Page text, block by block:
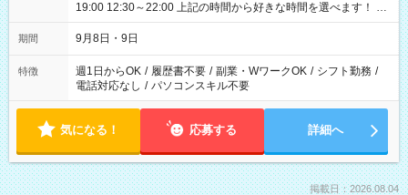
19:00 12:30～22:00 上記の時間から好きな時間を選べます！ ※
時間は変更となる可能性があります
期間 9月8日・9日
特徴 週1日からOK / 履歴書不要 / 副業・WワークOK / シフト勤務 /
電話対応なし / パソコンスキル不要
気になる！ 応募する 詳細へ
掲載日：2026.08.04